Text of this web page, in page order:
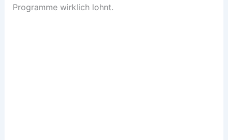
Programme wirklich lohnt.